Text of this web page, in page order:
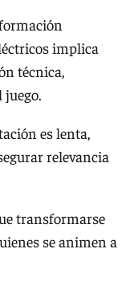
implica
técnica,
juego.
es lenta,
relevancia
transformarse
se animen a